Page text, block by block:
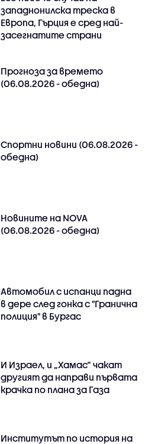
западнонилска треска в
Европа, Гърция е сред най-
засегнатите страни
Прогноза за времето
(06.08.2026 - обедна)
Спортни новини (06.08.2026 -
обедна)
Новините на NOVA
(06.08.2026 - обедна)
Автомобил с испанци падна
в дере след гонка с "Гранична
полиция" в Бургас
И Израел, и „Хамас“ чакат
другият да направи първата
крачка по плана за Газа
Институтът по история на